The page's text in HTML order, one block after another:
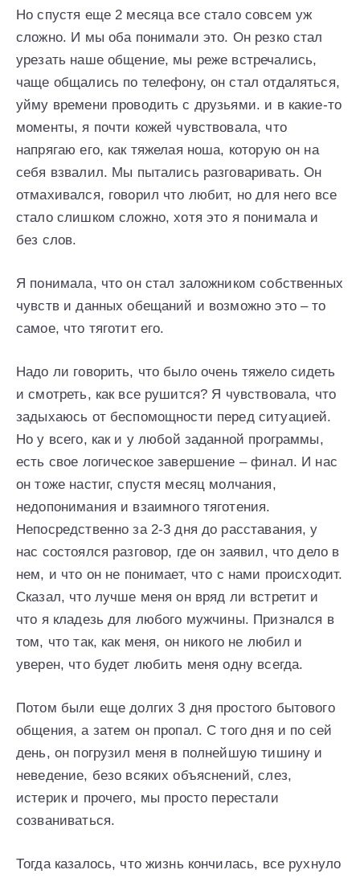
Но спустя еще 2 месяца все стало совсем уж
сложно. И мы оба понимали это. Он резко стал
урезать наше общение, мы реже встречались,
чаще общались по телефону, он стал отдаляться,
уйму времени проводить с друзьями. и в какие-то
моменты, я почти кожей чувствовала, что
напрягаю его, как тяжелая ноша, которую он на
себя взвалил. Мы пытались разговаривать. Он
отмахивался, говорил что любит, но для него все
стало слишком сложно, хотя это я понимала и
без слов.
Я понимала, что он стал заложником собственных
чувств и данных обещаний и возможно это – то
самое, что тяготит его.
Надо ли говорить, что было очень тяжело сидеть
и смотреть, как все рушится? Я чувствовала, что
задыхаюсь от беспомощности перед ситуацией.
Но у всего, как и у любой заданной программы,
есть свое логическое завершение – финал. И нас
он тоже настиг, спустя месяц молчания,
недопонимания и взаимного тяготения.
Непосредственно за 2-3 дня до расставания, у
нас состоялся разговор, где он заявил, что дело в
нем, и что он не понимает, что с нами происходит.
Сказал, что лучше меня он вряд ли встретит и
что я кладезь для любого мужчины. Признался в
том, что так, как меня, он никого не любил и
уверен, что будет любить меня одну всегда.
Потом были еще долгих 3 дня простого бытового
общения, а затем он пропал. С того дня и по сей
день, он погрузил меня в полнейшую тишину и
неведение, безо всяких объяснений, слез,
истерик и прочего, мы просто перестали
созваниваться.
Тогда казалось, что жизнь кончилась, все рухнуло